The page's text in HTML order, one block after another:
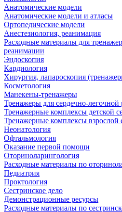
Анатомические модели
Анатомические модели и атласы
Ортопедические модели
Анестезиология, реанимация
Расходные материалы для
реанимации
Эндоскопия
Кардиология
Хирургия, лапароскопия
Косметология
Манекены-тренажеры
Тренажеры для сердечно-
Тренажерные комплексы детской
Тренажерные комплексы взрослой
Неонатология
Офтальмология
Оказание первой помощи
Оториноларингология
Расходные материалы по
Педиатрия
Проктология
Сестринское дело
Демонстрационные ресурсы
Расходные материалы по